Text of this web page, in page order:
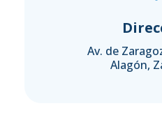
Av. de
Alagón,